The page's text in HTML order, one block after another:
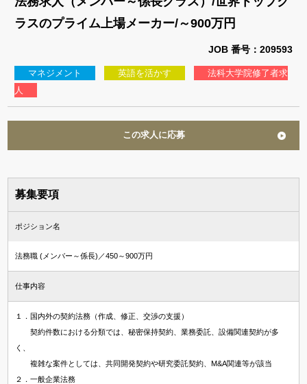
ラスのプライム上場メーカー/～900万円
JOB 番号：209593
マネジメント 英語を活かす
法科大学院修了者求
人
この求人に応募
募集要項
ポジション名
法務職 (メンバー～係長)／450～900万円
仕事内容
１．国内外の契約法務（作成、修正、交渉の支援）
契約件数における分類では、秘密保持契約、業務委託、設備関連契約が多
く、
複雑な案件としては、共同開発契約や研究委託契約、M&A関連等が該当
２．一般企業法務